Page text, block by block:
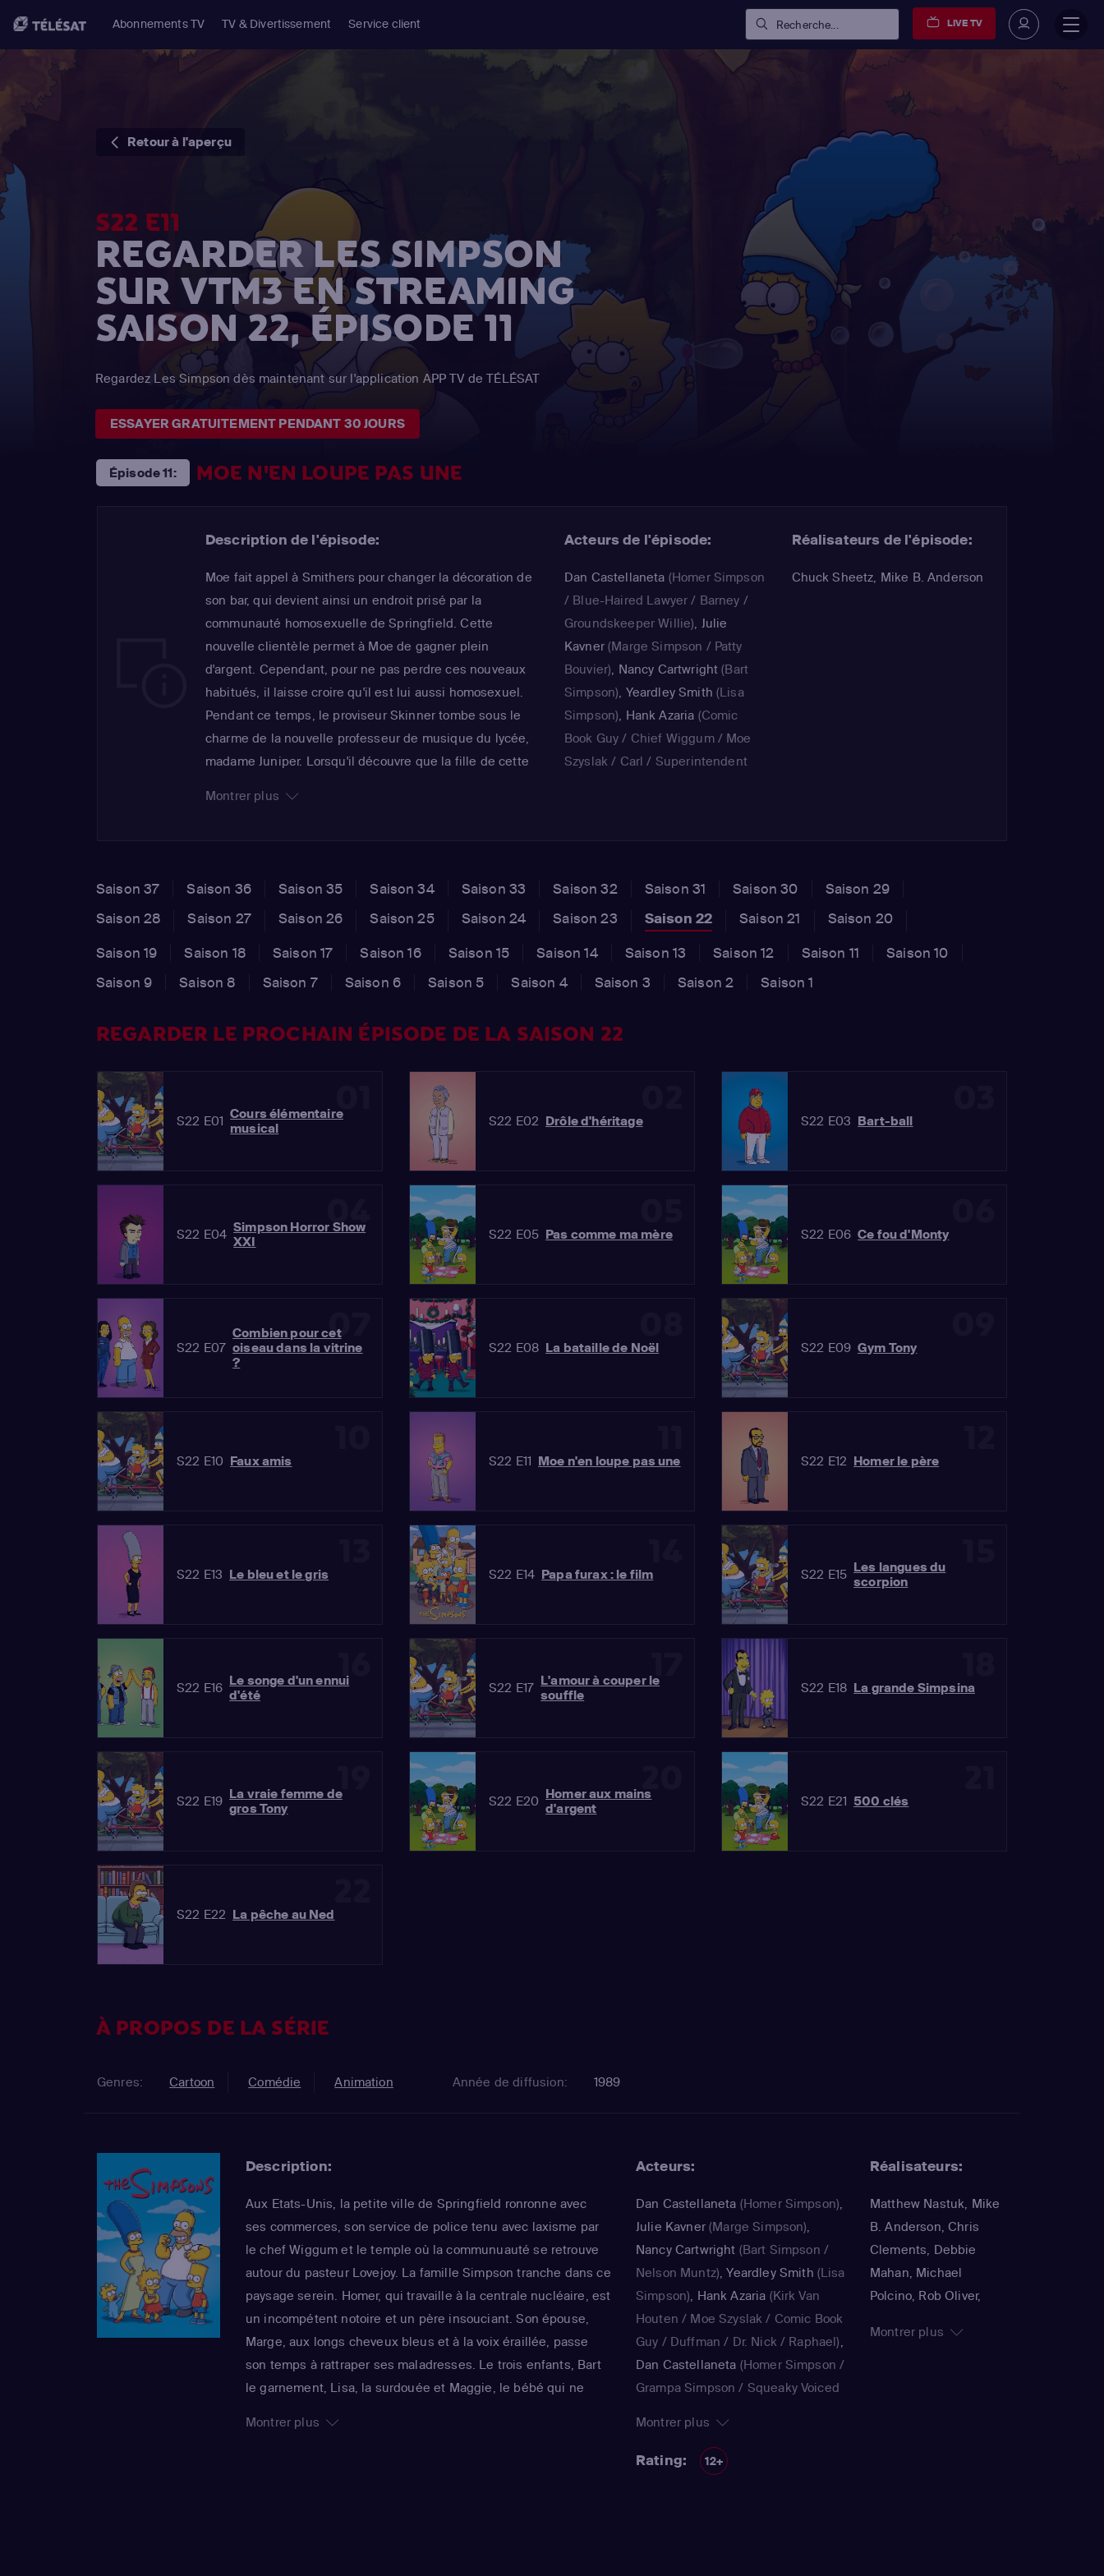
Abonnements TV TV & Divertissement Service client Recherche... LIVE TV
Retour à l'aperçu
S22 E11
REGARDER LES SIMPSON
SUR VTM3 EN STREAMING
SAISON 22, ÉPISODE 11
Regardez Les Simpson dès maintenant sur l'application APP TV de TÉLÉSAT
ESSAYER GRATUITEMENT PENDANT 30 JOURS
Épisode 11: MOE N'EN LOUPE PAS UNE
Description de l'épisode:
Moe fait appel à Smithers pour changer la décoration de
son bar, qui devient ainsi un endroit prisé par la
communauté homosexuelle de Springfield. Cette
nouvelle clientèle permet à Moe de gagner plein
d'argent. Cependant, pour ne pas perdre ces nouveaux
habitués, il laisse croire qu'il est lui aussi homosexuel.
Pendant ce temps, le proviseur Skinner tombe sous le
charme de la nouvelle professeur de musique du lycée,
madame Juniper. Lorsqu'il découvre que la fille de cette
s'arrange avec le fils Simpson pour qu'il l'aide à
Montrer plus
Acteurs de l'épisode:
Dan Castellaneta (Homer Simpson
/ Blue-Haired Lawyer / Barney /
Groundskeeper Willie), Julie
Kavner(Marge Simpson / Patty
Bouvier), Nancy Cartwright (Bart
Simpson), Yeardley Smith (Lisa
Simpson), Hank Azaria (Comic
Book Guy / Chief Wiggum / Moe
Szyslak / Carl / Superintendent
Réalisateurs de l'épisode:
Chuck Sheetz, Mike B. Anderson
Saison 37 Saison 36 Saison 35 Saison 34 Saison 33 Saison 32 Saison 31 Saison 30
Saison 29
Saison 28
Saison 27 Saison 26 Saison 25 Saison 24 Saison 23 Saison 22 Saison 21
Saison 20
Saison 19
Saison 18 Saison 17 Saison 16 Saison 15 Saison 14 Saison 13 Saison 12 Saison 11
Saison 10
Saison 9
Saison 8 Saison 7 Saison 6 Saison 5 Saison 4 Saison 3 Saison 2 Saison 1
REGARDER LE PROCHAIN ÉPISODE DE LA SAISON 22
S22 E01 Cours élémentaire
musical
S22 E02 Drôle d'héritage S22 E03 Bart-ball
04
S22 E04 Simpson Horror Show
XXI
S22 E05 Pas comme ma mère S22 E06 Ce fou d'Monty
07
S22 E07
Combien pour cet
oiseau dans la vitrine
?
S22 E08 La bataille de Noël S22 E09 Gym Tony
S22 E10 Faux amis S22 E11 Moe n'en loupe pas une S22 E12 Homer le père
S22 E13 Le bleu et le gris S22 E14 Papa furax : le film S22 E15 Les langues du
scorpion
16
S22 E16 Le songe d'un ennui
d'été
17
S22 E17 L'amour à couper le
souffle
S22 E18 La grande Simpsina
S22 E19 La vraie femme de
gros Tony
S22 E20 Homer aux mains
d'argent
S22 E21 500 clés
S22 E22 La pêche au Ned
À PROPOS DE LA SÉRIE
Genres: Cartoon Comédie Animation Année de diffusion: 1989
Description:
Aux Etats-Unis, la petite ville de Springfield ronronne avec
ses commerces, son service de police tenu avec laxisme par
le chef Wiggum et le temple où la communuauté se retrouve
autour du pasteur Lovejoy. La famille Simpson tranche dans ce
paysage serein. Homer, qui travaille à la centrale nucléaire, est
un incompétent notoire et un père insouciant. Son épouse,
Marge, aux longs cheveux bleus et à la voix éraillée, passe
son temps à rattraper ses maladresses. Le trois enfants, Bart
le garnement, Lisa, la surdouée et Maggie, le bébé qui ne
foyer. La série impertinente de Matt Groening, qui a déjà fêté
Montrer plus
Acteurs:
Dan Castellaneta (Homer Simpson),
Julie Kavner(Marge Simpson),
Nancy Cartwright (Bart Simpson /
Nelson Muntz),Yeardley Smith (Lisa
Simpson), Hank Azaria (Kirk Van
Houten / Moe Szyslak / Comic Book
Guy / Duffman / Dr. Nick / Raphael),
Dan Castellaneta (Homer Simpson /
Grampa Simpson / Squeaky Voiced
Simpson / Patty Bouvier / voice)
Nancy Cartwright
Kearney Zzyzwicz / voice)
Montrer plus
Rating: 12+
Réalisateurs:
Matthew Nastuk, Mike
B. Anderson, Chris
Clements, Debbie
Mahan, Michael
Polcino, Rob Oliver,
K., Jorge R. Gutiérrez,
Montrer plus